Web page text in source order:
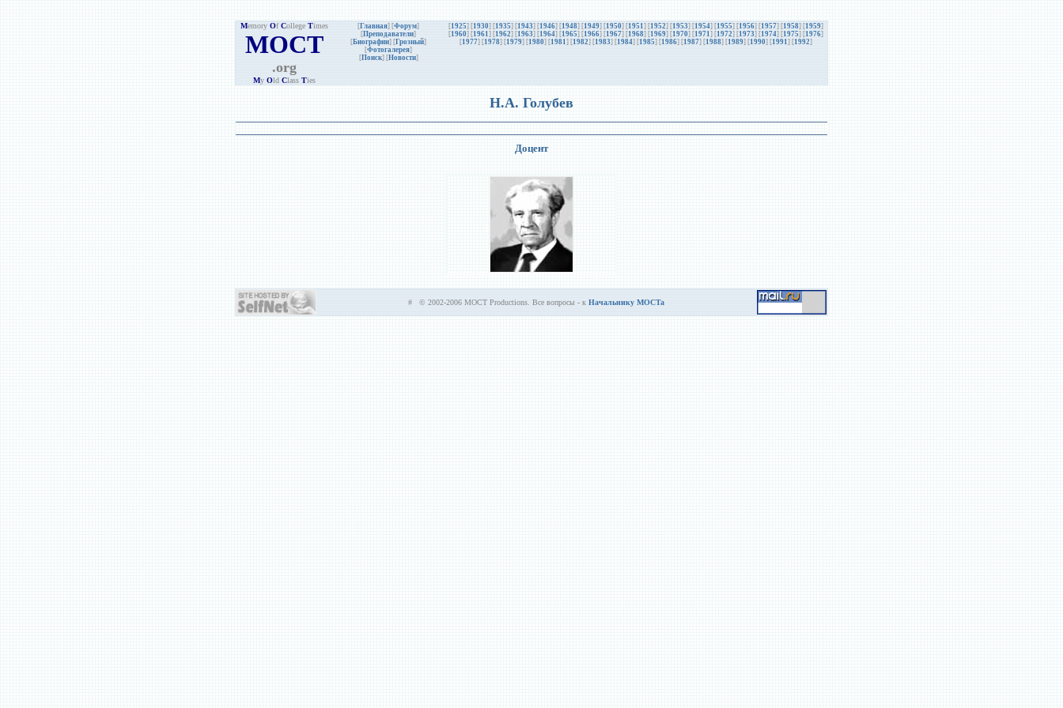
Memory Of College Times
MOCT
.org
My Old Class Ties
[Главная] [Форум]
[Преподаватели]
[Биографии] [Грозный]
[Фотогалерея]
[Поиск] [Новости]
[1925] [1930] [1935] [1943] [1946] [1948] [1949] [1950] [1951] [1952] [1953] [1954] [1955] [1956] [1957] [1958] [1959]
[1960] [1961] [1962] [1963] [1964] [1965] [1966] [1967] [1968] [1969] [1970] [1971] [1972] [1973] [1974] [1975] [1976]
[1977] [1978] [1979] [1980] [1981] [1982] [1983] [1984] [1985] [1986] [1987] [1988] [1989] [1990] [1991] [1992]
Н.А. Голубев
Доцент
# © 2002-2006 MOCT Productions. Все вопросы - к Начальнику MOCTa